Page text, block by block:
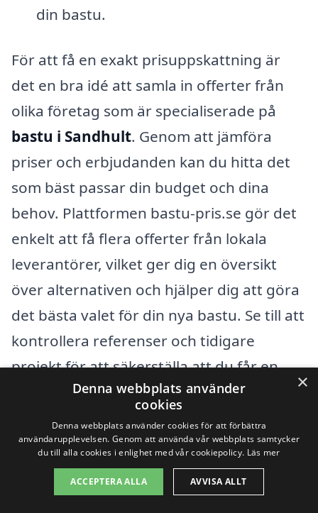
din bastu.
För att få en exakt prisuppskattning är
det en bra idé att samla in offerter från
olika företag som är specialiserade på
bastu i Sandhult. Genom att jämföra
priser och erbjudanden kan du hitta det
som bäst passar din budget och dina
behov. Plattformen bastu-pris.se gör det
enkelt att få flera offerter från lokala
leverantörer, vilket ger dig en översikt
över alternativen och hjälper dig att göra
det bästa valet för din nya bastu. Se till att
kontrollera referenser och tidigare
projekt för att säkerställa att du får en
pålitlig och professionell tjänst.
Få 3 erbjudanden, gratis och utan
förpliktelser
×
Denna webbplats använder
cookies
Denna webbplats använder cookies för att förbättra
användarupplevelsen. Genom att använda vår webbplats samtycker
du till alla cookies i enlighet med vår cookiepolicy. Läs mer
ACCEPTERA ALLA AVVISA ALLT